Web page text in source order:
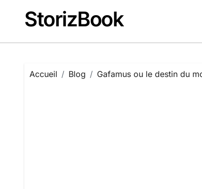
contenuStorizBook
Accueil Blog Gafamus ou le destin du